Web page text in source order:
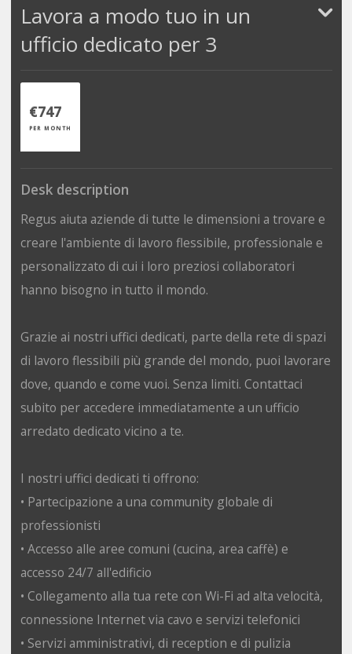
Lavora a modo tuo in un
ufficio dedicato per 3
€747
PER MONTH
Desk description
Regus aiuta aziende di tutte le dimensioni a trovare e
creare l'ambiente di lavoro flessibile, professionale e
personalizzato di cui i loro preziosi collaboratori
hanno bisogno in tutto il mondo.
Grazie ai nostri uffici dedicati, parte della rete di spazi
di lavoro flessibili più grande del mondo, puoi lavorare
dove, quando e come vuoi. Senza limiti. Contattaci
subito per accedere immediatamente a un ufficio
arredato dedicato vicino a te.
I nostri uffici dedicati ti offrono:
• Partecipazione a una community globale di
professionisti
• Accesso alle aree comuni (cucina, area caffè) e
accesso 24/7 all'edificio
• Collegamento alla tua rete con Wi-Fi ad alta velocità,
connessione Internet via cavo e servizi telefonici
• Servizi amministrativi, di reception e di pulizia